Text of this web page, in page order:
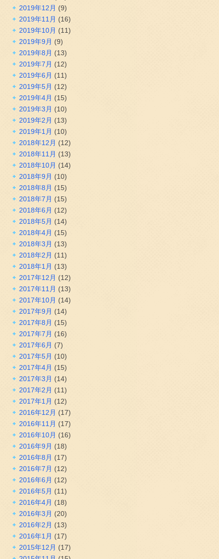
2019年12月 (9)
2019年11月 (16)
2019年10月 (11)
2019年9月 (9)
2019年8月 (13)
2019年7月 (12)
2019年6月 (11)
2019年5月 (12)
2019年4月 (15)
2019年3月 (10)
2019年2月 (13)
2019年1月 (10)
2018年12月 (12)
2018年11月 (13)
2018年10月 (14)
2018年9月 (10)
2018年8月 (15)
2018年7月 (15)
2018年6月 (12)
2018年5月 (14)
2018年4月 (15)
2018年3月 (13)
2018年2月 (11)
2018年1月 (13)
2017年12月 (12)
2017年11月 (13)
2017年10月 (14)
2017年9月 (14)
2017年8月 (15)
2017年7月 (16)
2017年6月 (7)
2017年5月 (10)
2017年4月 (15)
2017年3月 (14)
2017年2月 (11)
2017年1月 (12)
2016年12月 (17)
2016年11月 (17)
2016年10月 (16)
2016年9月 (18)
2016年8月 (17)
2016年7月 (12)
2016年6月 (12)
2016年5月 (11)
2016年4月 (18)
2016年3月 (20)
2016年2月 (13)
2016年1月 (17)
2015年12月 (17)